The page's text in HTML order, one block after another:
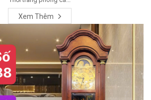
Xem Thêm